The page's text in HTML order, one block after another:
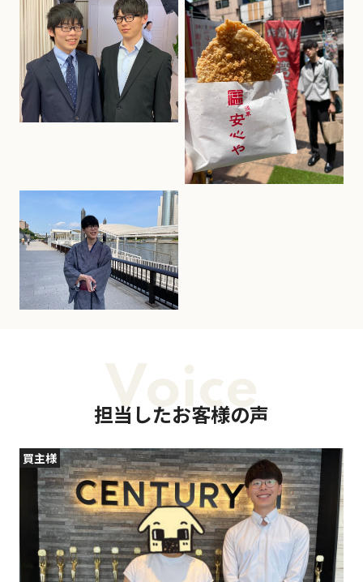
Voice
担当したお客様の声
買主様